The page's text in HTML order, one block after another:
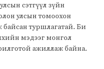
сэтгүүл зүйн
улсын томоохон
туршлагатай. Би
мэдээг монгол
ажиллаж байна.